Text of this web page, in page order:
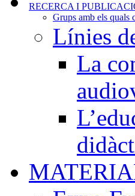
RECERCA I
Grups amb els quals
Línies
La